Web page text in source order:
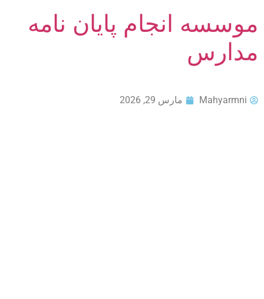
موسسه انجام پایان نامه
مدارس
Mahyarmni مارس 29, 2026